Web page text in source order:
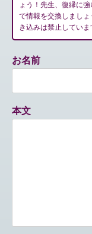
ょう！先生、復縁に
で情報を交換しまし
き込みは禁止していま
お名前
本文